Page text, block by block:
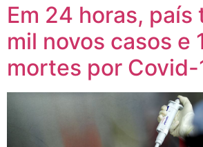
Em 24 horas, país
mil novos casos e
mortes por Covid-